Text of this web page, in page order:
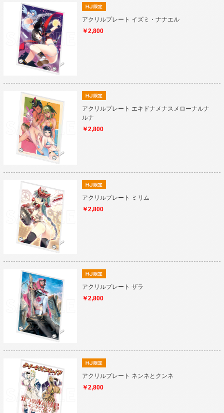
アクリルプレート イズミ・ナナエル
￥2,800
アクリルプレート エキドナメナスメローナルナ
ルナ
￥2,800
アクリルプレート ミリム
￥2,800
アクリルプレート ザラ
￥2,800
アクリルプレート ネンネとクンネ
￥2,800